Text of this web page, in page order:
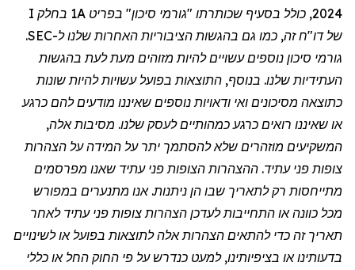
2024, כולל בסעיף שכותרתו "גורמי סיכון" בפריט 1A בחלק I
של דו"
ח זה, כמו גם בהגשות הציבוריות האחרות שלנו ל-SEC.
גורמי סיכון נוספים עשויים להיות מזוהים מעת לעת בהגשות
העתידיות שלנו. בנוסף, התוצאות בפועל עשויות להיות שונות
כתוצאה מסיכונים ואי ודאויות נוספים שאיננו מודעים להם כרגע
או שאיננו רואים כרגע כמהותיים לעסק שלנו. מסיבות אלה,
המשקיעים מוזהרים שלא להסתמך יתר על המידה על הצהרות
צופות פני עתיד. ההצהרות הצופות פני עתיד שאנו מפרסמים
מתייחסות רק לתאריך שבו הן ניתנות. אנו מתנערים במפורש
מכל כוונה או התחייבות לעדכן הצהרות צופות פני עתיד לאחר
תאריך זה כדי להתאים הצהרות אלה לתוצאות בפועל או לשינויים
בדעותינו או בציפיותינו, למעט כנדרש על פי החוק החל או כללי